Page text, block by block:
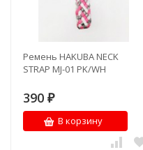
Ремень HAKUBA NECK
STRAP MJ-01 PK/WH
390 ₽
В корзину